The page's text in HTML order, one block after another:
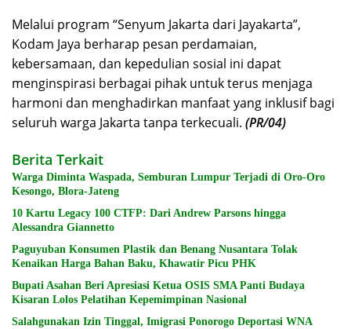
Melalui program “Senyum Jakarta dari Jayakarta”,
Kodam Jaya berharap pesan perdamaian,
kebersamaan, dan kepedulian sosial ini dapat
menginspirasi berbagai pihak untuk terus menjaga
harmoni dan menghadirkan manfaat yang inklusif bagi
seluruh warga Jakarta tanpa terkecuali. (PR/04)
Berita Terkait
Warga Diminta Waspada, Semburan Lumpur Terjadi di Oro-Oro
Kesongo, Blora-Jateng
10 Kartu Legacy 100 CTFP: Dari Andrew Parsons hingga
Alessandra Giannetto
Paguyuban Konsumen Plastik dan Benang Nusantara Tolak
Kenaikan Harga Bahan Baku, Khawatir Picu PHK
Bupati Asahan Beri Apresiasi Ketua OSIS SMA Panti Budaya
Kisaran Lolos Pelatihan Kepemimpinan Nasional
Salahgunakan Izin Tinggal, Imigrasi Ponorogo Deportasi WNA